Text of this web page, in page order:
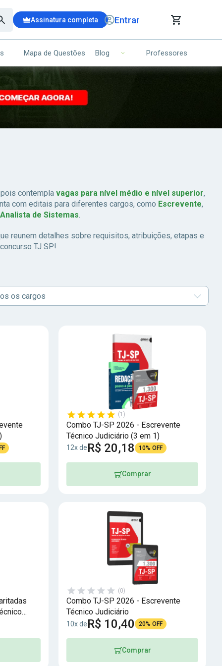
Assinatura completa Entrar
DE COMPRAS
(00)
Seu carrinho ainda está vazio.
Mapa de Questões Blog Professores
contempla vagas para nível médio e nível superior,
com editais para diferentes cargos, como Escrevente,
Analista de Sistemas.
reunem detalhes sobre requisitos, atribuições, etapas e
TJ SP!
os cargos
(1)
Combo TJ-SP 2026 - Escrevente
Técnico Judiciário (3 em 1)
12x deR$ 20,18 10% OFF
Comprar
(0)
Combo TJ-SP 2026 - Escrevente
Técnico Judiciário
10x deR$ 10,40 20% OFF
Comprar